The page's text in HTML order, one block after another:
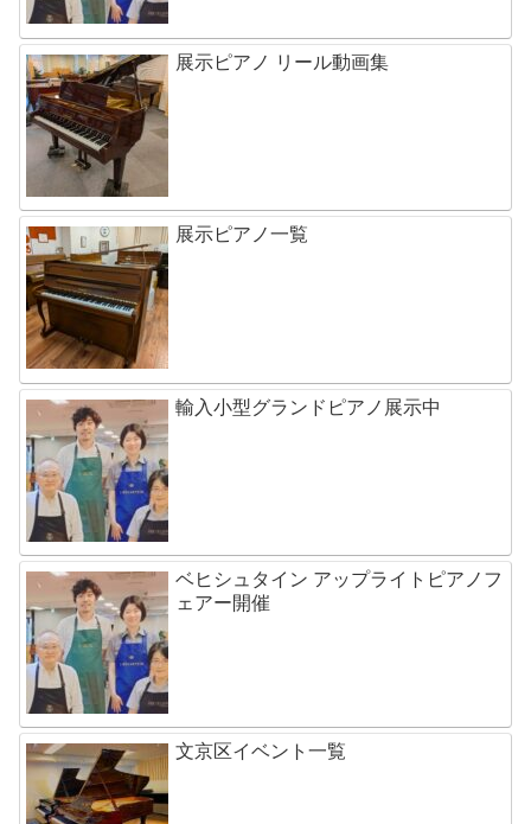
展示ピアノ リール動画集
展示ピアノ一覧
輸入小型グランドピアノ展示中
ベヒシュタイン アップライトピアノフ
ェアー開催
文京区イベント一覧